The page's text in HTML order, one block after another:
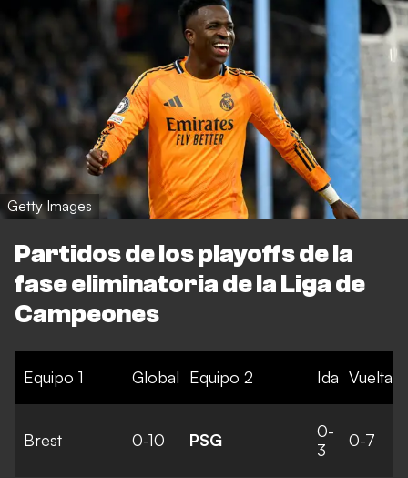
Getty Images
Partidos de los playoffs de la
fase eliminatoria de la Liga de
Campeones
Equipo 1 Global Equipo 2 Ida Vuelta
Brest 0-10 PSG
0-
3
0-7